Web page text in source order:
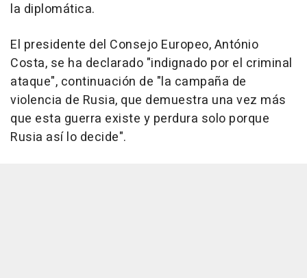
la diplomática.
El presidente del Consejo Europeo, António
Costa, se ha declarado "indignado por el criminal
ataque", continuación de "la campaña de
violencia de Rusia, que demuestra una vez más
que esta guerra existe y perdura solo porque
Rusia así lo decide".